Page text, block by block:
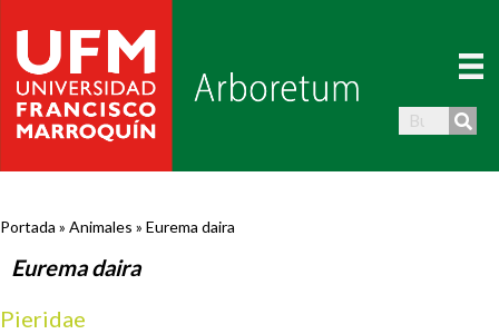
Portada » Animales » Eurema daira
Eurema daira
Pieridae